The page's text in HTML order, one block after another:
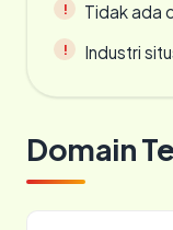
Tidak ada
Industri
Domain